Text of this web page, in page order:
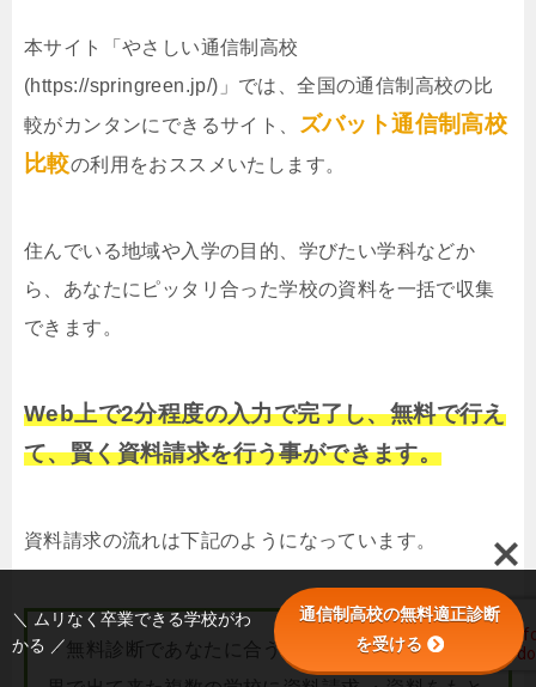
本サイト「やさしい通信制高校
(https://springreen.jp/)」では、全国の通信制高校の比
較がカンタンにできるサイト、
ズバット通信制高校
比較の利用をおススメいたします。
住んでいる地域や入学の目的、学びたい学科などか
ら、あなたにピッタリ合った学校の資料を一括で収集
できます。
Web上で2分程度の入力で完了し、無料で行え
て、賢く資料請求を行う事ができます。
資料請求の流れは下記のようになっています。
・無料診断であなたに合う学校を調べる ・診断結
＼ ムリなく卒業できる学校がわ
かる ／
通信制高校の無料適正診断
を受ける